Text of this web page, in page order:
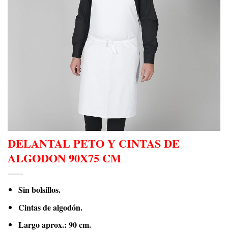
DELANTAL PETO Y CINTAS DE
ALGODON 90X75 CM
Sin bolsillos.
Cintas de algodón.
Largo aprox.: 90 cm.